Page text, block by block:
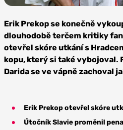
Slavia Praha
Erik Prekop se konečně
dlouhodobě terčem kritiky
otevřel skóre utkání s
kopu, který si také vybojoval.
Darida se ve vápně zachoval
Erik Prekop otevřel skóre
Útočník Slavie proměnil